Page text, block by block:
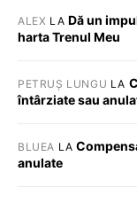
ALEX LA Dă un
harta Trenul Meu
PETRUȘ LUNGU LA
întârziate sau
BLUEA LA
anulate